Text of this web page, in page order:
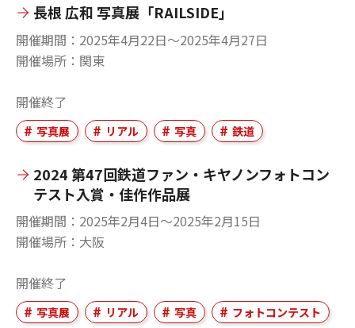
長根 広和 写真展「RAILSIDE」
開催期間
2025年4月22日〜2025年4月27日
開催場所
関東
開催終了
写真展 リアル 写真 鉄道
2024 第47回鉄道ファン・キヤノンフォトコン
テスト入賞・佳作作品展
開催期間
2025年2月4日〜2025年2月15日
開催場所
大阪
開催終了
写真展 リアル 写真
フォトコンテスト